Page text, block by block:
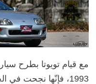
مع قيام تويوتا بطرح
1993، فإنّها نجحت